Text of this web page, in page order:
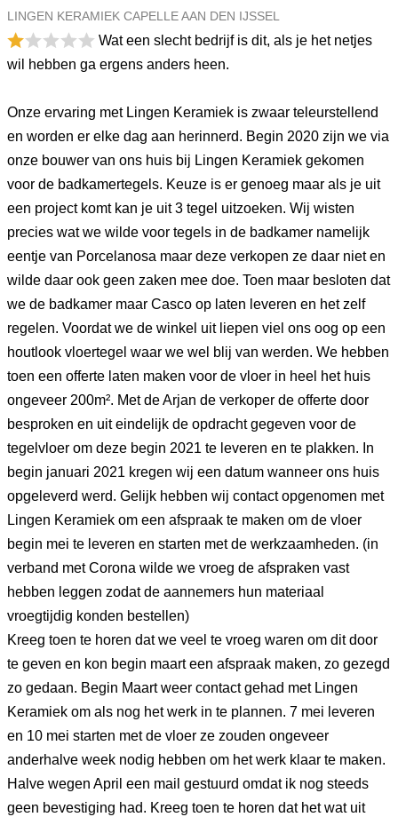
LINGEN KERAMIEK CAPELLE AAN DEN IJSSEL
Wat een slecht bedrijf is dit, als je het netjes
wil hebben ga ergens anders heen.
Onze ervaring met Lingen Keramiek is zwaar teleurstellend
en worden er elke dag aan herinnerd. Begin 2020 zijn we via
onze bouwer van ons huis bij Lingen Keramiek gekomen
voor de badkamertegels. Keuze is er genoeg maar als je uit
een project komt kan je uit 3 tegel uitzoeken. Wij wisten
precies wat we wilde voor tegels in de badkamer namelijk
eentje van Porcelanosa maar deze verkopen ze daar niet en
wilde daar ook geen zaken mee doe. Toen maar besloten dat
we de badkamer maar Casco op laten leveren en het zelf
regelen. Voordat we de winkel uit liepen viel ons oog op een
houtlook vloertegel waar we wel blij van werden. We hebben
toen een offerte laten maken voor de vloer in heel het huis
ongeveer 200m². Met de Arjan de verkoper de offerte door
besproken en uit eindelijk de opdracht gegeven voor de
tegelvloer om deze begin 2021 te leveren en te plakken. In
begin januari 2021 kregen wij een datum wanneer ons huis
opgeleverd werd. Gelijk hebben wij contact opgenomen met
Lingen Keramiek om een afspraak te maken om de vloer
begin mei te leveren en starten met de werkzaamheden. (in
verband met Corona wilde we vroeg de afspraken vast
hebben leggen zodat de aannemers hun materiaal
vroegtijdig konden bestellen)
Kreeg toen te horen dat we veel te vroeg waren om dit door
te geven en kon begin maart een afspraak maken, zo gezegd
zo gedaan. Begin Maart weer contact gehad met Lingen
Keramiek om als nog het werk in te plannen. 7 mei leveren
en 10 mei starten met de vloer ze zouden ongeveer
anderhalve week nodig hebben om het werk klaar te maken.
Halve wegen April een mail gestuurd omdat ik nog steeds
geen bevestiging had. Kreeg toen te horen dat het wat uit